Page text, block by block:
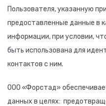
Пользователя, указанную
предоставленные данные в
информации, при условии,
быть использована для
контактов с ним.
ООО «Форстад»
данных в целях: